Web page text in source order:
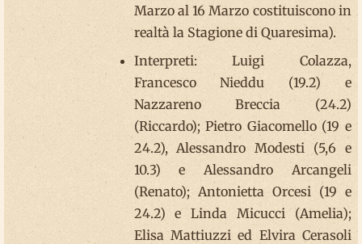
Marzo al 16 Marzo costituiscono in
realtà la Stagione di Quaresima).
Interpreti: Luigi Colazza,
Francesco Nieddu (19.2) e
Nazzareno Breccia (24.2)
(Riccardo); Pietro Giacomello (19 e
24.2), Alessandro Modesti (5,6 e
10.3) e Alessandro Arcangeli
(Renato); Antonietta Orcesi (19 e
24.2) e Linda Micucci (Amelia);
Elisa Mattiuzzi ed Elvira Cerasoli